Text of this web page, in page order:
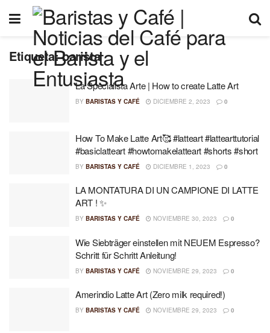
Etiqueta:barista
La Specialista Arte | How to create Latte Art
BY BARISTAS Y CAFÉ DICIEMBRE 2, 2023 0
How To Make Latte Art🥰 #latteart #lattearttutorial
#basiclatteart #howtomakelatteart #shorts #short
BY BARISTAS Y CAFÉ DICIEMBRE 1, 2023 0
LA MONTATURA DI UN CAMPIONE DI LATTE
ART ! ✨
BY BARISTAS Y CAFÉ NOVIEMBRE 30, 2023 0
Wie Siebträger einstellen mit NEUEM Espresso?
Schritt für Schritt Anleitung!
BY BARISTAS Y CAFÉ NOVIEMBRE 29, 2023 0
Amerindio Latte Art (Zero milk required!)
BY BARISTAS Y CAFÉ NOVIEMBRE 29, 2023 0